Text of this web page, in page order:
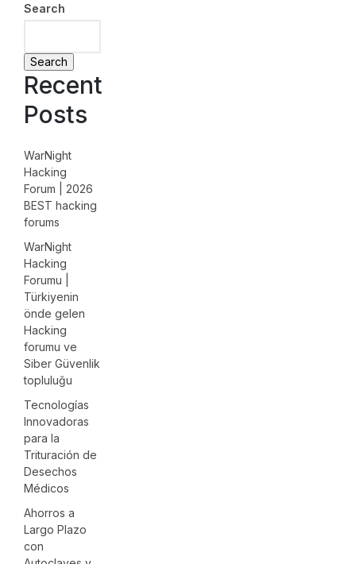
Search
Search
Recent
Posts
WarNight
Hacking
Forum | 2026
BEST hacking
forums
WarNight
Hacking
Forumu |
Türkiyenin
önde gelen
Hacking
forumu ve
Siber Güvenlik
topluluğu
Tecnologías
Innovadoras
para la
Trituración de
Desechos
Médicos
Ahorros a
Largo Plazo
con